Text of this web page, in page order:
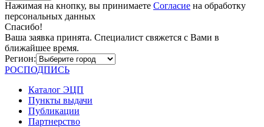
Нажимая на кнопку, вы принимаете Согласие на обработку
персональных данных
Спасибо!
Ваша заявка принята. Специалист свяжется с Вами в
ближайшее время.
Регион:
РОСПОДПИСЬ
Каталог ЭЦП
Пункты выдачи
Публикации
Партнерство